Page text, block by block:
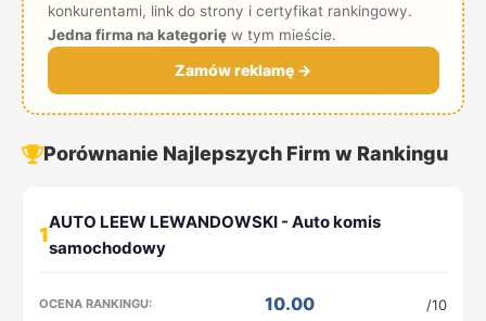
konkurentami, link do strony i certyfikat rankingowy.
Jedna firma na kategorięw tym mieście.
Zamów reklamę →
Porównanie Najlepszych Firm w Rankingu
1
10.00 /10